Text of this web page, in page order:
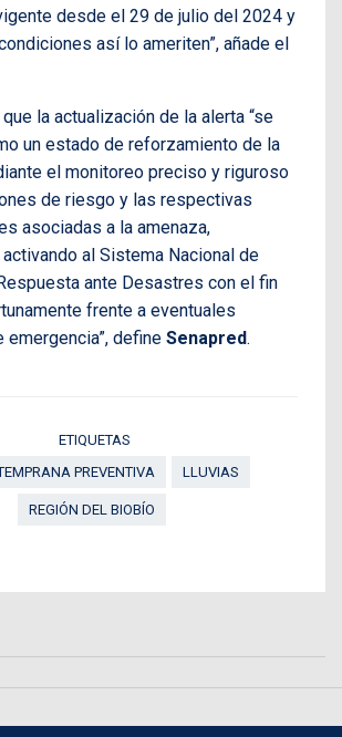
desde el 29 de julio del 2024 y
así lo ameriten”, añade el
la actualización de la alerta “se
un estado de reforzamiento de la
el monitoreo preciso y riguroso
de riesgo y las respectivas
asociadas a la amenaza,
al Sistema Nacional de
ante Desastres con el fin
frente a eventuales
emergencia”, define Senapred.
ETIQUETAS
PREVENTIVA
LLUVIAS
REGIÓN DEL BIOBÍO